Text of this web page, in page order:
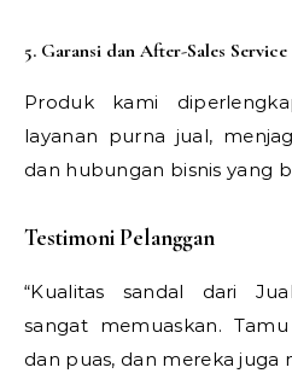
5. Garansi dan After-Sales Service
Produk kami
layanan purna jual,
dan hubungan bisnis yang
Testimoni Pelanggan
“Kualitas sandal dari
sangat memuaskan.
dan puas, dan mereka juga